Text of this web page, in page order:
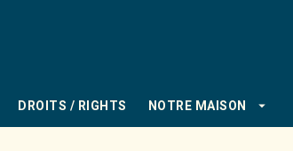
DROITS / RIGHTS NOTRE MAISON arrow_drop_down